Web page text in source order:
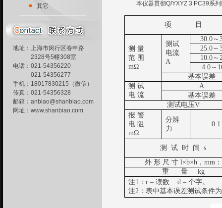
其它
地址：上海市闵行区春申路
2328号5幢308室
电话：021-54356220
021-54356277
手机：18017830215（微信）
传真：021-54356328
邮箱： anbiao@shanbiao.com
网址： www.shanbiao.com
本仪器贯彻Q/YXYZ 3 PC39系列
项 目
测 量
范 围
mΩ
测试
电流
A
30.0～
25.0～
10.0～
4.0～
基本误差
测 试
电 流
A
基本误差
测试电压V
报 警
电 阻
mΩ
分辨
力
0.1
测 试 时 间 s
外 形 尺 寸 l×b×h，mm：
重 量 kg
注1：r– 读数 d– 个字。
注2：表中基本误差测试条件